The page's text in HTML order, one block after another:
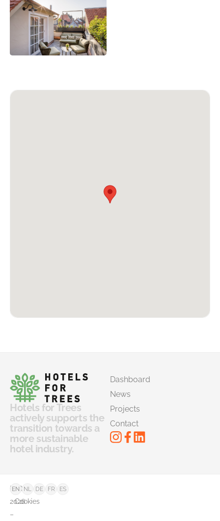
Hotels for Trees
actively supports the
transition towards a
more sustainable
hotel industry.
Dashboard
News
Projects
Contact
©
2026
–
FAQ
Cookies
EN NL DE FR ES